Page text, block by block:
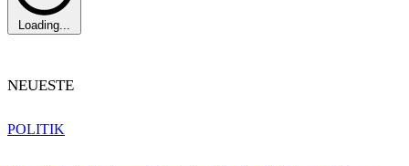
Loading...
NEUESTE
POLITIK